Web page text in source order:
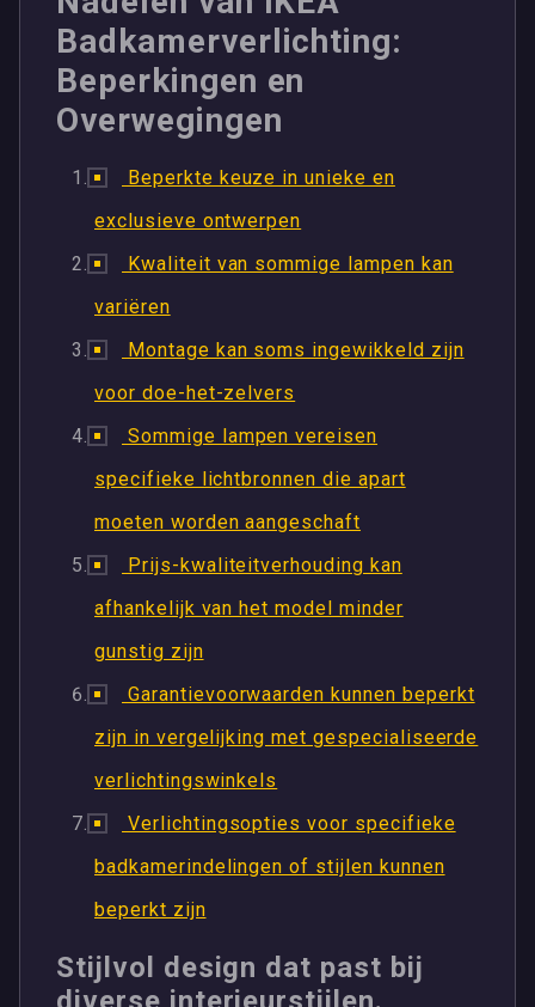
Badkamerverlichting:
Beperkingen en
Overwegingen
Beperkte keuze in unieke en
exclusieve ontwerpen
Kwaliteit van sommige lampen kan
variëren
Montage kan soms ingewikkeld zijn
voor doe-het-zelvers
Sommige lampen vereisen
specifieke lichtbronnen die apart
moeten worden aangeschaft
Prijs-kwaliteitverhouding kan
afhankelijk van het model minder
gunstig zijn
Garantievoorwaarden kunnen beperkt
zijn in vergelijking met gespecialiseerde
verlichtingswinkels
Verlichtingsopties voor specifieke
badkamerindelingen of stijlen kunnen
beperkt zijn
Stijlvol design dat past bij